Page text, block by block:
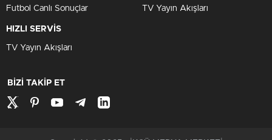
Futbol Canlı Sonuçlar TV Yayın Akışları
HIZLI SERVİS
TV Yayın Akışları
BİZİ TAKİP ET